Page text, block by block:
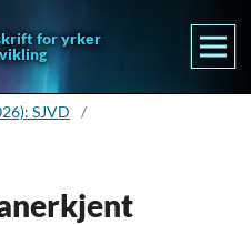
for yrker
SJVD
/